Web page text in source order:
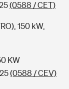
(0588 / CET)
150 kW,
KW
(0588 / CEV)